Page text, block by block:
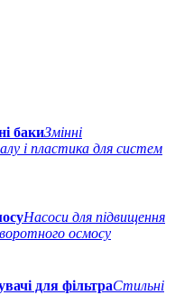
бакиЗмінні
і пластика для систем
Насоси для підвищення
осмосу
для фільтраСтильні